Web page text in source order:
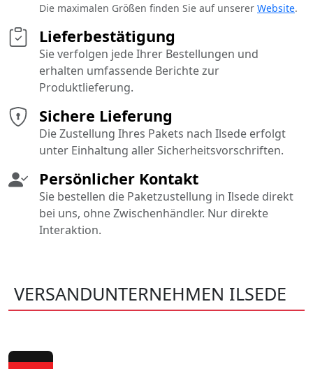
Sichere Lieferung
Die Zustellung Ihres Pakets nach Ilsede erfolgt
unter Einhaltung aller Sicherheitsvorschriften.
Persönlicher Kontakt
Sie bestellen die Paketzustellung in Ilsede direkt
bei uns, ohne Zwischenhändler. Nur direkte
Interaktion.
Die maximalen Größen finden Sie auf unserer Website.
Lieferbestätigung
Sie verfolgen jede Ihrer Bestellungen und
erhalten umfassende Berichte zur
Produktlieferung.
VERSANDUNTERNEHMEN ILSEDE